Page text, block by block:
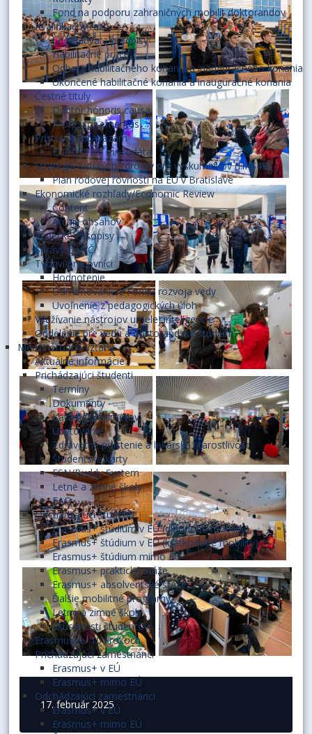
Fond na podporu zahraničných mobilít doktorandov
Kvalifikačný rast
Legislatíva a predpisy
Habilitačné práce
Odbory habilitačného konania a inauguračného konania
Ukončené habilitačné konania a inauguračné konania
Čestné tituly
Doctor honoris causa
Professor emeritus
Prístup k databázam
EUROSTAT mikrodáta
Stratégia ľudských zdrojov pre výskumníkov (HRS4R)
Plán rodovej rovnosti na EU v Bratislave
Ekonomické rozhľady/Economic Review
Content
Archív obsahov
Vedecké časopisy
Správy o VVČ
Tvoriví pracovníci
Hodnotenie
Odmeňovanie z Fondu rozvoja vedy
Uvoľnenie z pedagogických úloh
Využívanie nástrojov umelej inteligencie
Oddelenie pre vedu a doktorandské štúdium
Medzinárodné vzťahy
Aktuálne informácie
Prichádzajúci študenti
Termíny
Dokumenty
Katalóg predmetov
Ubytovanie
Zdravotné poistenie a lekárska starostlivosť
Študentské karty
ESN/Buddy System
Letné a zimné školy
FAQ
Odchádzajúci študenti
Erasmus+ štúdium v EÚ (dlhodobé mobility)
Erasmus+ štúdium v EÚ (krátkodobé mobility)
Erasmus+ štúdium mimo EÚ
Erasmus+ praktické stáže
Erasmus+ absolventské stáže
Ďalšie mobilitné programy
Letné a zimné školy
Skúsenosti študentov
Erasmus+ v 10 krokoch
Prichádzajúci zamestnanci
Erasmus+ v EÚ
Erasmus+ mimo EÚ
Odchádzajúci zamestnanci
Erasmus+ v EÚ
Erasmus+ mimo EÚ
17. február 2025